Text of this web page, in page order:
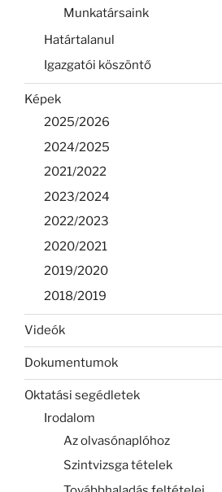
Munkatársaink
Határtalanul
Igazgatói köszöntő
Képek
2025/2026
2024/2025
2021/2022
2023/2024
2022/2023
2020/2021
2019/2020
2018/2019
Videók
Dokumentumok
Oktatási segédletek
Irodalom
Az olvasónaplóhoz
Szintvizsga tételek